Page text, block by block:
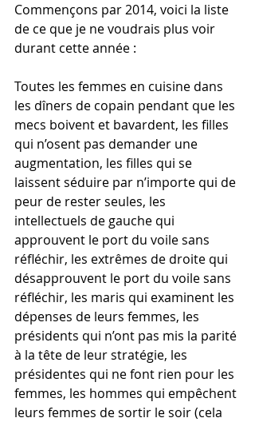
Commençons par 2014, voici la liste
de ce que je ne voudrais plus voir
durant cette année :
Toutes les femmes en cuisine dans
les dîners de copain pendant que les
mecs boivent et bavardent, les filles
qui n’osent pas demander une
augmentation, les filles qui se
laissent séduire par n’importe qui de
peur de rester seules, les
intellectuels de gauche qui
approuvent le port du voile sans
réfléchir, les extrêmes de droite qui
désapprouvent le port du voile sans
réfléchir, les maris qui examinent les
dépenses de leurs femmes, les
présidents qui n’ont pas mis la parité
à la tête de leur stratégie, les
présidentes qui ne font rien pour les
femmes, les hommes qui empêchent
leurs femmes de sortir le soir (cela